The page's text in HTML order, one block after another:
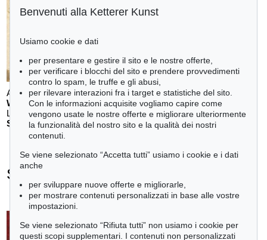
Auction 611 - Lot 123000200
WILLI BAUMEISTER
Landschaft mit rotem Bogen (Sommerfest) , 1948
Stima:€ 70,000
Serge Poliakoff - Ogetti venduti
tute le offerte
Benvenuti alla Ketterer Kunst
Usiamo cookie e dati
per presentare e gestire il sito e le nostre offerte,
per verificare i blocchi del sito e prendere provvedimenti
contro lo spam, le truffe e gli abusi,
per rilevare interazioni fra i target e statistiche del sito.
Con le informazioni acquisite vogliamo capire come
vengono usate le nostre offerte e migliorare ulteriormente
la funzionalità del nostro sito e la qualità dei nostri
contenuti.
Se viene selezionato “Accetta tutti” usiamo i cookie e i dati
anche
per sviluppare nuove offerte e migliorarle,
per mostrare contenuti personalizzati in base alle vostre
impostazioni.
Se viene selezionato “Rifiuta tutti” non usiamo i cookie per
questi scopi supplementari. I contenuti non personalizzati